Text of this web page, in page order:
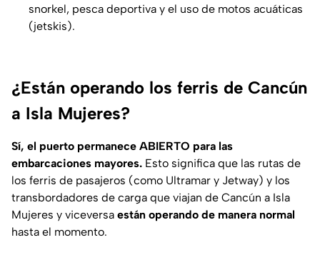
snorkel, pesca deportiva y el uso de motos acuáticas
(jetskis).
¿Están operando los ferris de Cancún
a Isla Mujeres?
Sí, el puerto permanece ABIERTO para las
embarcaciones mayores. Esto significa que las rutas de
los ferris de pasajeros (como Ultramar y Jetway) y los
transbordadores de carga que viajan de Cancún a Isla
Mujeres y viceversa están operando de manera normal
hasta el momento.